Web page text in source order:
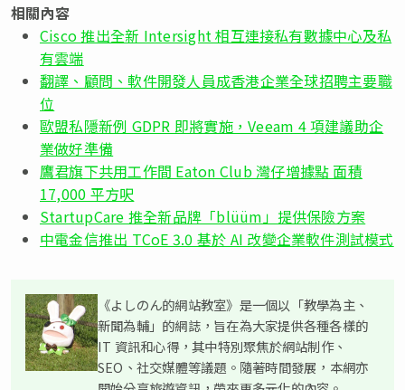
相關內容
Cisco 推出全新 Intersight 相互連接私有數據中心及私
有雲端
翻譯、顧問、軟件開發人員成香港企業全球招聘主要職
位
歐盟私隱新例 GDPR 即將實施，Veeam 4 項建議助企
業做好準備
鷹君旗下共用工作間 Eaton Club 灣仔增據點 面積
17,000 平方呎
StartupCare 推全新品牌「blüüm」提供保險方案
中電金信推出 TCoE 3.0 基於 AI 改變企業軟件測試模式
《よしのん的網站教室》是一個以「教學為主、
新聞為輔」的網誌，旨在為大家提供各種各樣的
IT 資訊和心得，其中特別聚焦於網站制作、
SEO、社交媒體等議題。隨著時間發展，本網亦